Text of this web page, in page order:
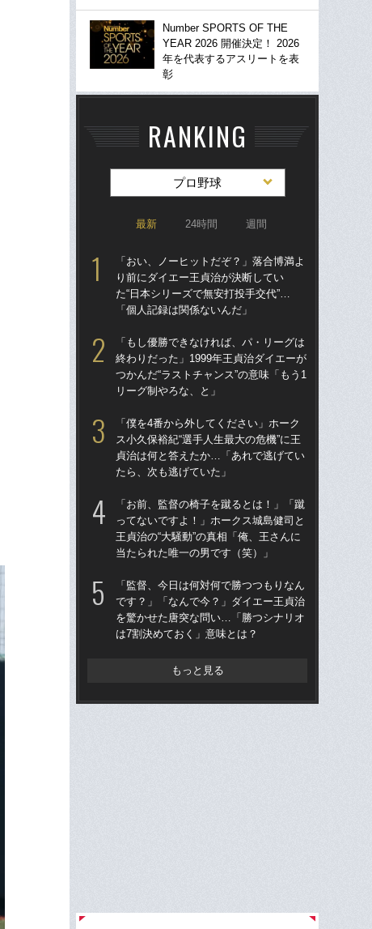
Number SPORTS OF THE
YEAR 2026 開催決定！ 2026
年を代表するアスリートを表
彰
RANKING
プロ野球
最新 24時間 週間
「おい、ノーヒットだぞ？」落合博満よ
り前にダイエー王貞治が決断してい
た“日本シリーズで無安打投手交代”…
「個人記録は関係ないんだ」
「もし優勝できなければ、パ・リーグは
終わりだった」1999年王貞治ダイエーが
つかんだ“ラストチャンス”の意味「もう1
リーグ制やろな、と」
「僕を4番から外してください」ホーク
ス小久保裕紀“選手人生最大の危機”に王
貞治は何と答えたか…「あれで逃げてい
たら、次も逃げていた」
「お前、監督の椅子を蹴るとは！」「蹴
ってないですよ！」ホークス城島健司と
王貞治の“大騒動”の真相「俺、王さんに
当たられた唯一の男です（笑）」
「監督、今日は何対何で勝つつもりなん
です？」「なんで今？」ダイエー王貞治
を驚かせた唐突な問い…「勝つシナリオ
は7割決めておく」意味とは？
もっと見る